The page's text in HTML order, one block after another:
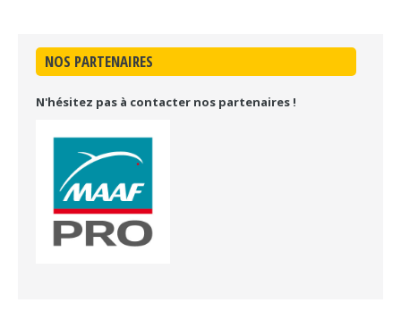
NOS PARTENAIRES
N'hésitez pas à contacter nos partenaires !